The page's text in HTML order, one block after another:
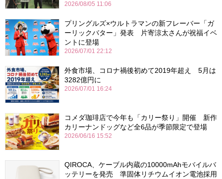
2026/08/05 11:06
プリングルズ×ウルトラマンの新フレーバー「ガ
ーリックバター」発表 片寄涼太さんが祝福イベ
ントに登場
2026/07/01 22:12
外食市場、コロナ禍後初めて2019年超え 5月は
3282億円に
2026/07/01 16:24
コメダ珈琲店で今年も「カリー祭り」開催 新作
カリーナンドッグなど全6品が季節限定で登場
2026/06/16 15:52
QIROCA、ケーブル内蔵の10000mAhモバイルバ
ッテリーを発売 準固体リチウムイオン電池採用